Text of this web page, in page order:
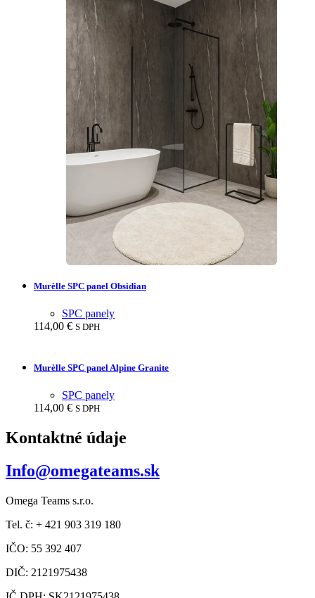
S DPH
SPC panely
Kontaktné údaje
Info@omegateams.sk
Omega Teams s.r.o.
Tel. č: + 421 903 319 180
IČO: 55 392 407
DIČ: 2121975438
IČ DPH: SK2121975438
Sídlo: Jurigovo nám. 6126/5A, Bratislava, 841 04